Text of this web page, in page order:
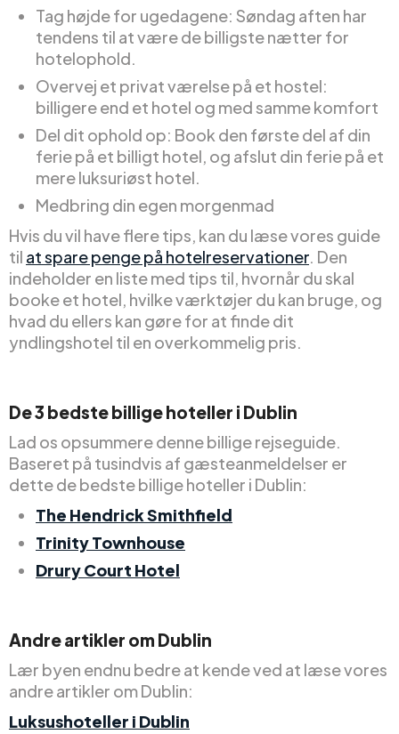
Tag højde for ugedagene: Søndag aften har
tendens til at være de billigste nætter for
hotelophold.
Overvej et privat værelse på et hostel:
billigere end et hotel og med samme komfort
Del dit ophold op: Book den første del af din
ferie på et billigt hotel, og afslut din ferie på et
mere luksuriøst hotel.
Medbring din egen morgenmad
Hvis du vil have flere tips, kan du læse vores guide
til at spare penge på hotelreservationer. Den
indeholder en liste med tips til, hvornår du skal
booke et hotel, hvilke værktøjer du kan bruge, og
hvad du ellers kan gøre for at finde dit
yndlingshotel til en overkommelig pris.
De 3 bedste billige hoteller i Dublin
Lad os opsummere denne billige rejseguide.
Baseret på tusindvis af gæsteanmeldelser er
dette de bedste billige hoteller i Dublin:
The Hendrick Smithfield
Trinity Townhouse
Drury Court Hotel
Andre artikler om Dublin
Lær byen endnu bedre at kende ved at læse vores
andre artikler om Dublin:
Luksushoteller i Dublin